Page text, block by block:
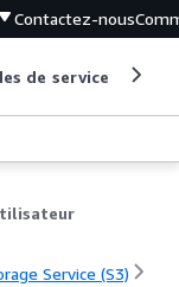
Contactez-nous
de service
Service (S3)